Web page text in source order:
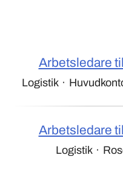
Arbetsledare
Logistik ·
Arbetsledare
Logistik ·